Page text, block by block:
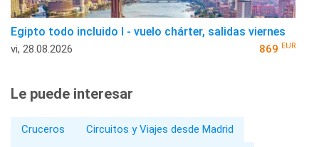
Egipto todo incluido I - vuelo chárter, salidas viernes
vi, 28.08.2026 869 EUR
Le puede interesar
Cruceros
Circuitos y Viajes desde Madrid